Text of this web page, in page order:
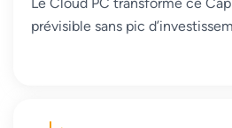
prévisible sans pic